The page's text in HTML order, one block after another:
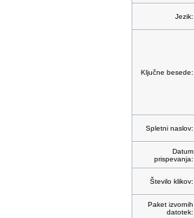
Jezik:
Ključne besede:
Spletni naslov:
Datum
prispevanja:
Število klikov:
Paket izvornih
datotek: